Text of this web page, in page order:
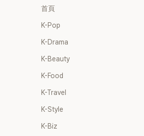
首頁
K-Pop
K-Drama
K-Beauty
K-Food
K-Travel
K-Style
K-Biz